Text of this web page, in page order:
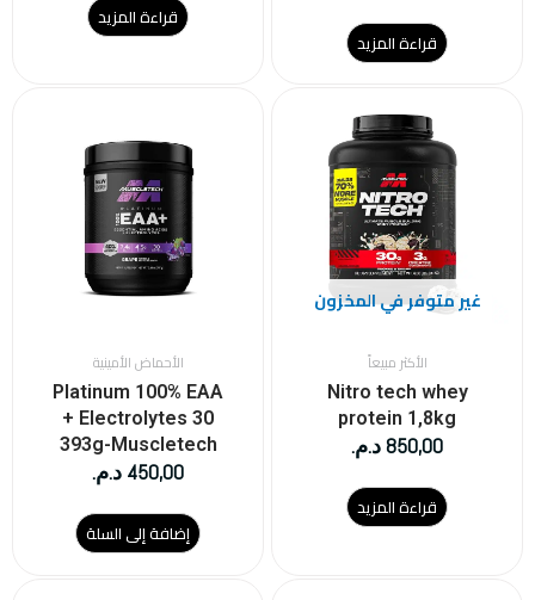
قراءة المزيد
قراءة المزيد
غير متوفر في المخزون
الأكثر مبيعاً
Nitro tech whey
protein 1,8kg
850,00د.م.
قراءة المزيد
الأحماض الأمينية
Platinum 100% EAA
+ Electrolytes 30
393g-Muscletech
450,00 د.م.
إضافة إلى السلة